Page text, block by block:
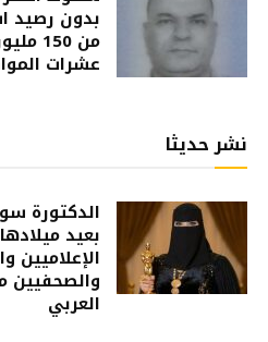
بدون رصيد
من
عشرات
نشر حديثا
الدكتورة
بعيد
الإعلاميين
والصحفيين
العربي